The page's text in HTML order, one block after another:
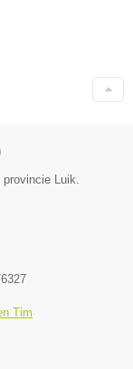
provincie Luik.
Tim